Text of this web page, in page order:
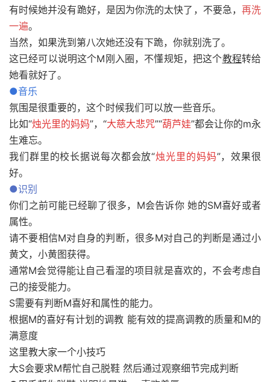
有时候她并没有跪好，是因为你洗的太快了，不要急， 再洗
一遍。
当然，如果洗到第八次她还没有下跪，你就别洗了。
这已经可以说明这个M刚入圈，不懂规矩，把这个教程转给
她看就好了。
●音乐
氛围是很重要的，这个时候我们可以放一些音乐。
比如“烛光里的妈妈”，“大慈大悲咒”“葫芦娃”都会让你的m永
生难忘。
我们群里的校长据说每次都会放“烛光里的妈妈”，效果很
好。
●识别
你们之前可能已经聊了很多，M会告诉你 她的SM喜好或者
属性。
请不要相信M对自身的判断，很多M对自己的判断是通过小
黄文，小黄图获得。
通常M会觉得能让自己看湿的项目就是喜欢的，不会考虑自
己的接受能力。
S需要有判断M喜好和属性的能力。
根据M的喜好有计划的调教 能有效的提高调教的质量和M的
满意度
这里教大家一个小技巧
大S会要求M帮忙自己脱鞋 然后通过观察细节完成判断